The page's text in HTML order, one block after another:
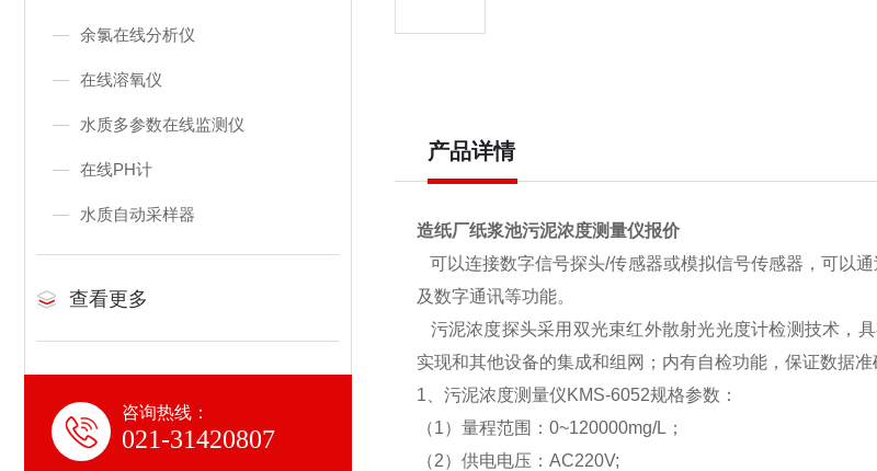
余氯在线分析仪
在线溶氧仪
水质多参数在线监测仪
在线PH计
水质自动采样器
查看更多
咨询热线：
021-31420807
产品详情
造纸厂纸浆池污泥浓度测量仪报价
可以连接数字信号探头/传感器或模拟信号传感器，可以
及数字通讯等功能。
污泥浓度探头采用双光束红外散射光光度计检测技术，
实现和其他设备的集成和组网； 内有自检功能，保证数据准
1、污泥浓度测量仪KMS-6052规格参数：
（1）量程范围：0~120000mg/L；
（2）供电电压：AC220V;